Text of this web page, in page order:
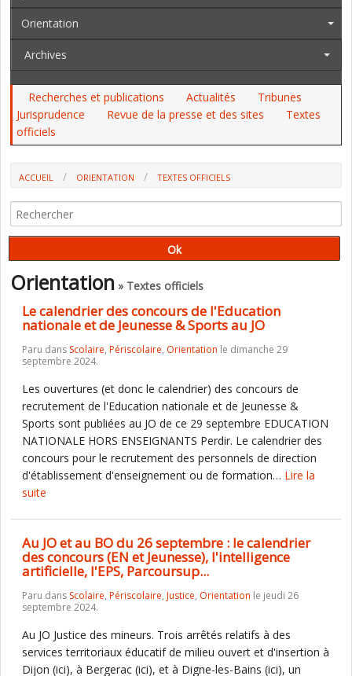
Orientation
Archives
Recherches et publications Actualités
Tribunes
Jurisprudence
Revue de la presse et des sites
Textes
officiels
ACCUEIL ORIENTATION TEXTES OFFICIELS
Orientation » Textes officiels
Le calendrier des concours de l'Education
nationale et de Jeunesse & Sports au JO
Paru dans Scolaire, Périscolaire, Orientation le dimanche 29
septembre 2024.
Les ouvertures (et donc le calendrier) des concours de
recrutement de l'Education nationale et de Jeunesse &
Sports sont publiées au JO de ce 29 septembre EDUCATION
NATIONALE HORS ENSEIGNANTS Perdir. Le calendrier des
concours pour le recrutement des personnels de direction
d'établissement d'enseignement ou de formation… Lire la
suite
Au JO et au BO du 26 septembre : le calendrier
des concours (EN et Jeunesse), l'intelligence
artificielle, l'EPS, Parcoursup...
Paru dans Scolaire, Périscolaire, Justice, Orientation le jeudi 26
septembre 2024.
Au JO Justice des mineurs. Trois arrêtés relatifs à des
services territoriaux éducatif de milieu ouvert et d'insertion à
Dijon (ici), à Bergerac (ici), et à Digne-les-Bains (ici), un